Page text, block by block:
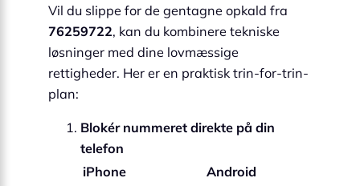
Vil du slippe for de gentagne opkald fra
76259722, kan du kombinere tekniske
løsninger med dine lovmæssige
rettigheder. Her er en praktisk trin-for-trin-
plan:
Blokér nummeret direkte på din
telefon
iPhone
Android